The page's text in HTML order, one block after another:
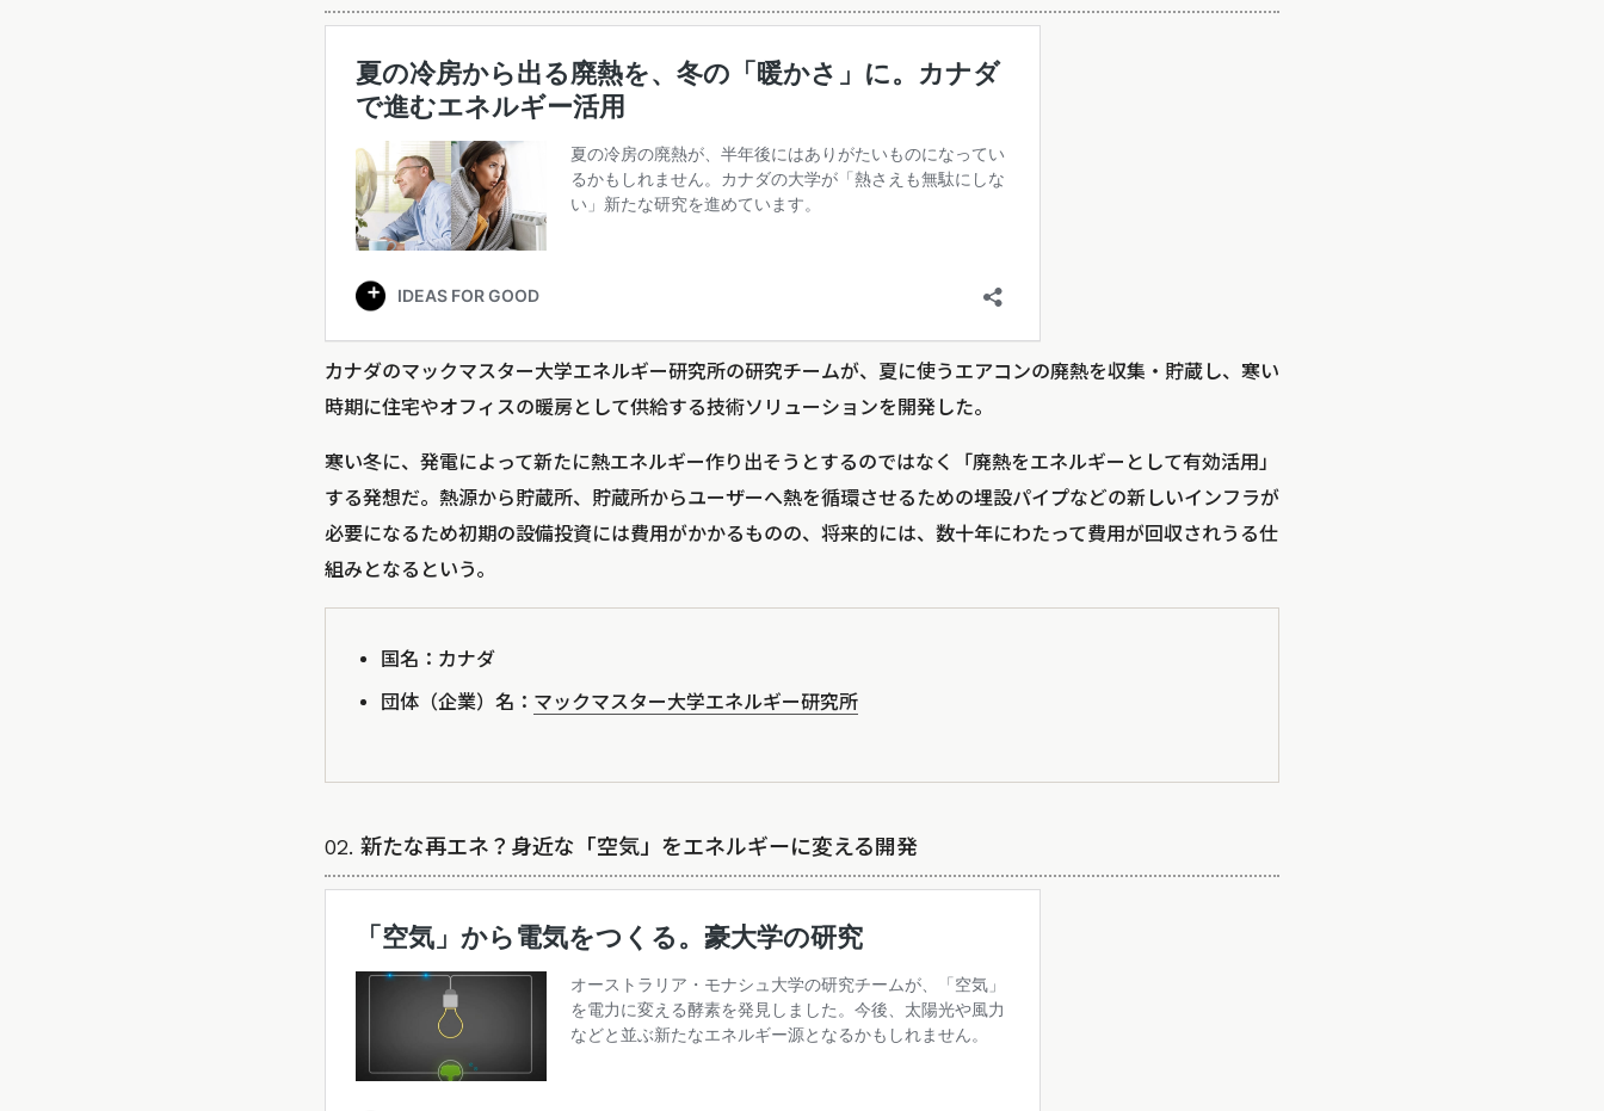
カナダのマックマスター大学エネルギー研究所の研究チームが、夏に使うエアコンの廃熱を収集・貯蔵し、寒い
時期に住宅やオフィスの暖房として供給する技術ソリューションを開発した。
寒い冬に、発電によって新たに熱エネルギー作り出そうとするのではなく「廃熱をエネルギーとして有効活用」
する発想だ。熱源から貯蔵所、貯蔵所からユーザーへ熱を循環させるための埋設パイプなどの新しいインフラが
必要になるため初期の設備投資には費用がかかるものの、将来的には、数十年にわたって費用が回収されうる仕
組みとなるという。
国名：カナダ
団体（企業）名： マックマスター大学エネルギー研究所
02. 新たな再エネ？身近な「空気」をエネルギーに変える開発